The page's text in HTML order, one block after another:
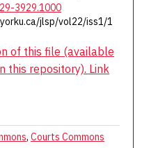
3929.1000
jlsp/vol22/iss1/1
of this file (available
this repository). Link
,Courts Commons